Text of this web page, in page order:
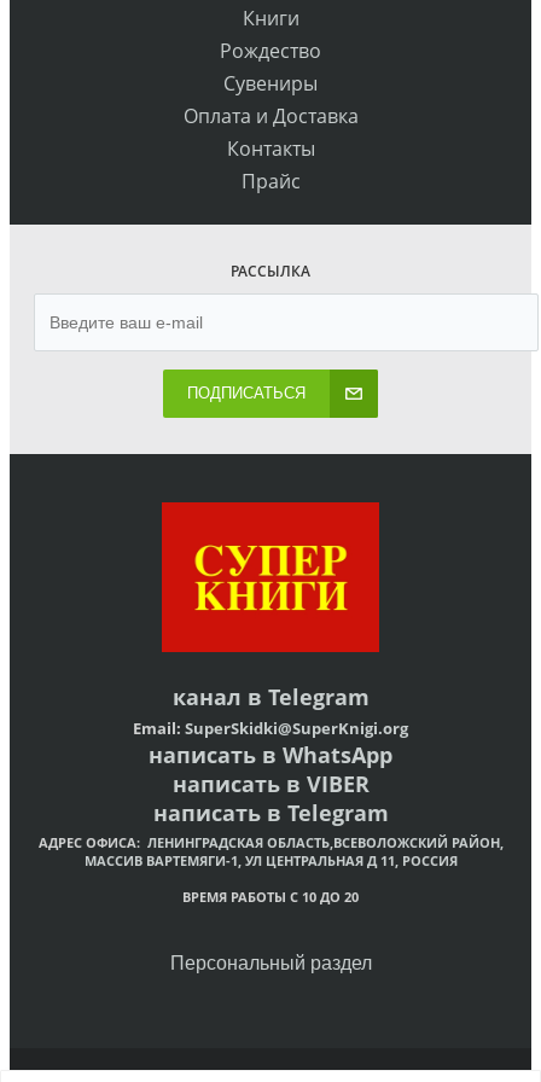
Книги
Рождество
Сувениры
Оплата и Доставка
Контакты
Прайс
РАССЫЛКА
ПОДПИСАТЬСЯ
канал в Telegram
Email: SuperSkidki@SuperKnigi.org
написать в WhatsApp
написать в VIBER
написать в Telegram
АДРЕС ОФИСА: ЛЕНИНГРАДСКАЯ ОБЛАСТЬ,ВСЕВОЛОЖСКИЙ РАЙОН,
МАССИВ ВАРТЕМЯГИ-1, УЛ ЦЕНТРАЛЬНАЯ Д 11, РОССИЯ
ВРЕМЯ РАБОТЫ С 10 ДО 20
Персональный раздел